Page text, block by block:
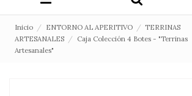
Inicio ENTORNO AL APERITIVO
TERRINAS
ARTESANALES
Caja Colección 4 Botes - "Terrinas
Artesanales"